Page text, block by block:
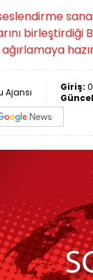
Ajansı Giriş: